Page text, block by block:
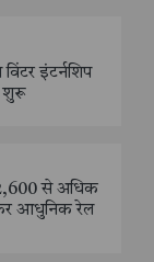
इंटर्नशिप
शुरू
से अधिक
आधुनिक रेल